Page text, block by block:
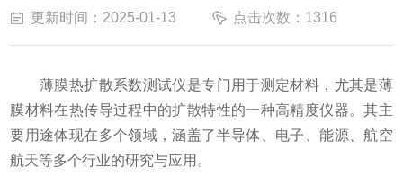
更新时间：2025-01-13 点击次数：1316
薄膜热扩散系数测试仪是专门用于测定材料，尤其是薄
膜材料在热传导过程中的扩散特性的一种高精度仪器。其主
要用途体现在多个领域，涵盖了半导体、电子、能源、航空
航天等多个行业的研究与应用。